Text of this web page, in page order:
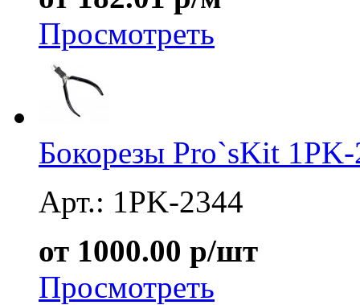
Просмотреть
Бокорезы Pro`sKit
Арт.: 1PK-2344
от 1000.00 р/шт
Просмотреть